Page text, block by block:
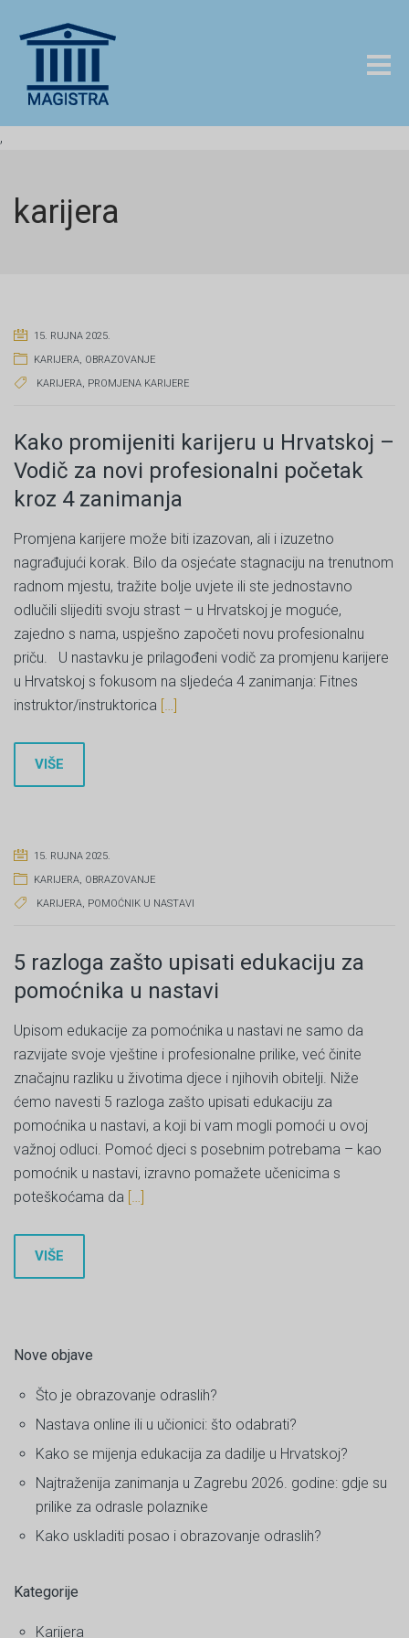
,
karijera
15. RUJNA 2025.
KARIJERA, OBRAZOVANJE
KARIJERA, PROMJENA KARIJERE
Kako promijeniti karijeru u Hrvatskoj –
Vodič za novi profesionalni početak
kroz 4 zanimanja
Promjena karijere može biti izazovan, ali i izuzetno
nagrađujući korak. Bilo da osjećate stagnaciju na trenutnom
radnom mjestu, tražite bolje uvjete ili ste jednostavno
odlučili slijediti svoju strast – u Hrvatskoj je moguće,
zajedno s nama, uspješno započeti novu profesionalnu
priču. U nastavku je prilagođeni vodič za promjenu karijere
u Hrvatskoj s fokusom na sljedeća 4 zanimanja: Fitnes
instruktor/instruktorica […]
VIŠE
15. RUJNA 2025.
KARIJERA, OBRAZOVANJE
KARIJERA, POMOĆNIK U NASTAVI
5 razloga zašto upisati edukaciju za
pomoćnika u nastavi
Upisom edukacije za pomoćnika u nastavi ne samo da
razvijate svoje vještine i profesionalne prilike, već činite
značajnu razliku u životima djece i njihovih obitelji. Niže
ćemo navesti 5 razloga zašto upisati edukaciju za
pomoćnika u nastavi, a koji bi vam mogli pomoći u ovoj
važnoj odluci. Pomoć djeci s posebnim potrebama – kao
pomoćnik u nastavi, izravno pomažete učenicima s
poteškoćama da […]
VIŠE
Nove objave
Što je obrazovanje odraslih?
Nastava online ili u učionici: što odabrati?
Kako se mijenja edukacija za dadilje u Hrvatskoj?
Najtraženija zanimanja u Zagrebu 2026. godine: gdje su
prilike za odrasle polaznike
Kako uskladiti posao i obrazovanje odraslih?
Kategorije
Karijera